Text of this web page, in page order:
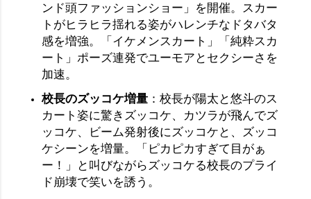
ンド頭ファッションショー」を開催。スカー
トがヒラヒラ揺れる姿がハレンチなドタバタ
感を増強。「イケメンスカート」「純粋スカ
ート」ポーズ連発でユーモアとセクシーさを
加速。
校長のズッコケ増量 ：校長が陽太と悠斗のス
カート姿に驚きズッコケ、カツラが飛んでズ
ッコケ、ビーム発射後にズッコケと、ズッコ
ケシーンを増量。「ピカピカすぎて目がぁ
ー！」と叫びながらズッコケる校長のプライ
ド崩壊で笑いを誘う。